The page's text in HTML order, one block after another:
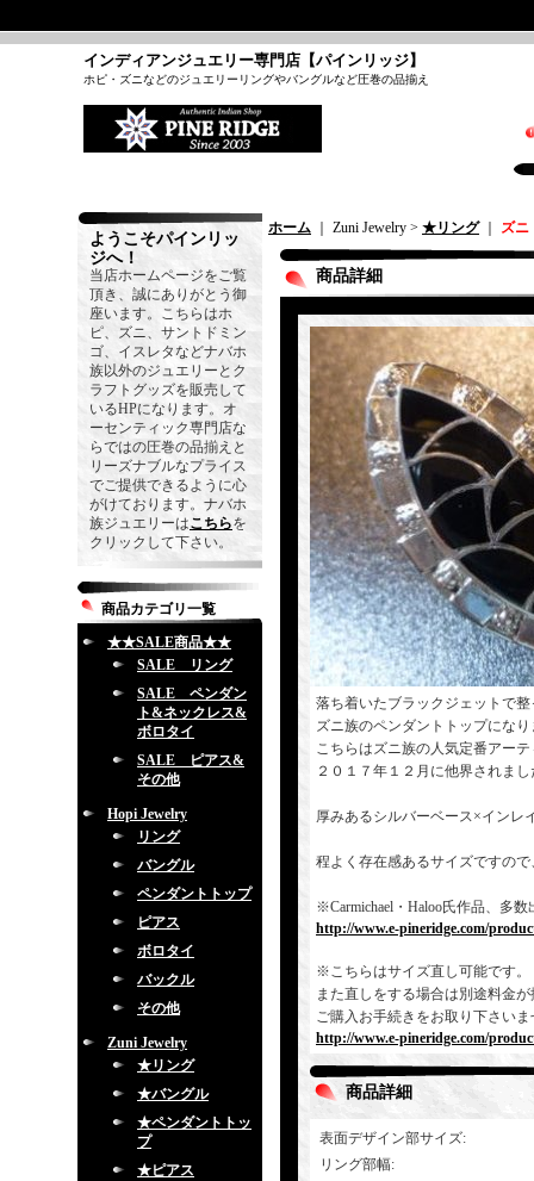
インディアンジュエリー専門店【パインリッジ】
ホピ・ズニなどのジュエリーリングやバングルなど圧巻の品揃え
ようこそパインリッ
ジへ！
当店ホームページをご覧
頂き、誠にありがとう御
座います。こちらはホ
ピ、ズニ、サントドミン
ゴ、イスレタなどナバホ
族以外のジュエリーとク
ラフトグッズを販売して
いるHPになります。オ
ーセンティック専門店な
らではの圧巻の品揃えと
リーズナブルなプライス
でご提供できるように心
がけております。ナバホ
族ジュエリーはこちらを
クリックして下さい。
商品カテゴリ一覧
★★SALE商品★★
SALE リング
SALE ペンダン
ト&ネックレス&
ボロタイ
SALE ピアス&
その他
Hopi Jewelry
リング
バングル
ペンダントトップ
ピアス
ボロタイ
バックル
その他
Zuni Jewelry
★リング
★バングル
★ペンダントトッ
プ
★ピアス
ホーム ｜ Zuni Jewelry > ★リング｜ ズ
商品詳細
落ち着いたブラックジェットで
ズニ族のペンダントトップになり
こちらはズニ族の人気定番アーテ
２０１７年１２月に他界されまし
厚みあるシルバーベース×インレ
程よく存在感あるサイズですの
※Carmichael・Haloo氏作品、多
http://www.e-pineridge.com/
※こちらはサイズ直し可能です
また直しをする場合は別途料金
ご購入お手続きをお取り下さいま
http://www.e-pineridge.com/
商品詳細
表面デザイン部サイズ:
リング部幅: